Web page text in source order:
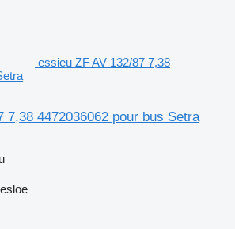
essieu ZF AV 132/87 7,38
7,38 4472036062 pour bus Setra